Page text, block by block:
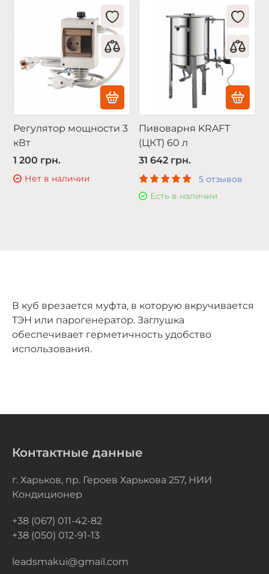
Регулятор мощности 3
кВт
1 200 грн.
Нет в наличии
Пивоварня KRAFT
(ЦКТ) 60 л
31 642 грн.
5 отзывов
Есть в наличии
В куб врезается муфта, в которую вкручивается
ТЭН или парогенератор. Заглушка
обеспечивает герметичность удобство
использования.
Контактные данные
г. Харьков, пр. Героев Харькова 257, НИИ
Кондиционер
+38 (067) 011-42-82
+38 (050) 012-91-13
leadsmakui@gmail.com